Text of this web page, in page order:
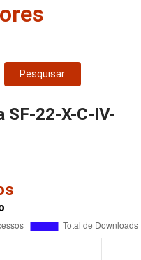
SF-22-X-C-IV-